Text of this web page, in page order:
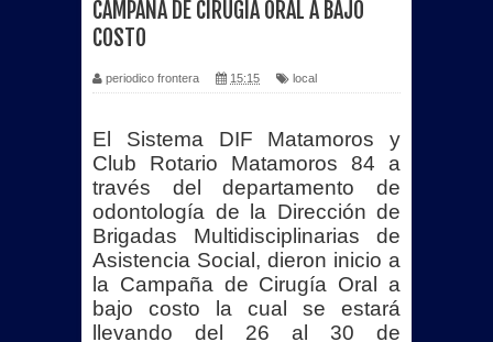
fueron consumidas por incendio en
bodega de PepsiCo en Matamoros
Se registra Raúl Flores Prieto por la
Planilla Rosa fuerte aspirante para
contender por el SNTISSSTE en
Tamaulipas.
CAMPAÑA DE CIRUGÍA ORAL A BAJO
COSTO
periodico frontera 15:15 local
El Sistema DIF Matamoros y
Club Rotario Matamoros 84 a
través del departamento de
odontología de la Dirección de
Brigadas Multidisciplinarias de
Asistencia Social, dieron inicio a
la Campaña de Cirugía Oral a
bajo costo la cual se estará
llevando del 26 al 30 de